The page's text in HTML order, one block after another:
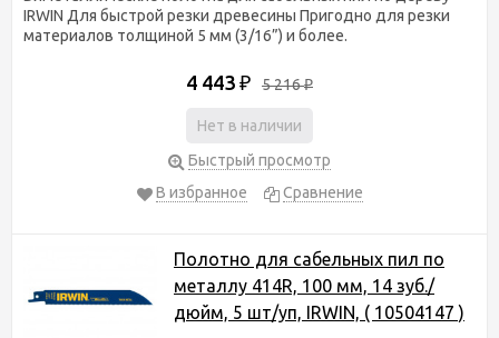
IRWIN Для быстрой резки древесины Пригодно для резки
материалов толщиной 5 мм (3/16”) и более.
4 443 ₽ 5 216₽
Нет в наличии
Быстрый просмотр
В избранное
Сравнение
Полотно для сабельных пил по
металлу 414R, 100 мм, 14 зуб./
дюйм, 5 шт/уп, IRWIN, ( 10504147 )